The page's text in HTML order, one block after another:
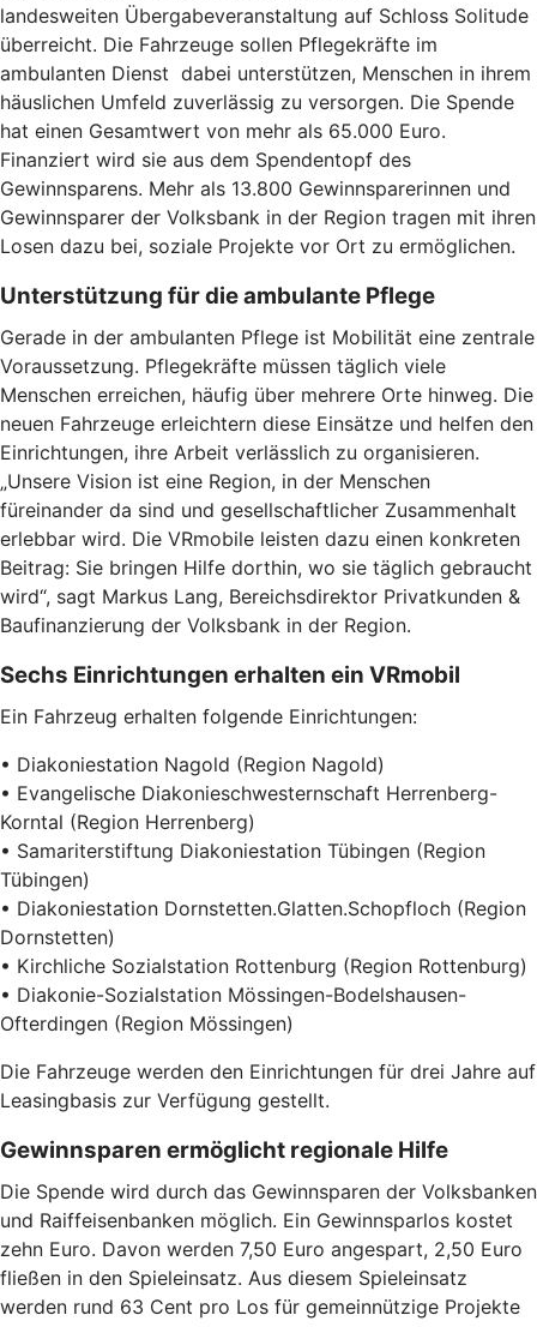
landesweiten Übergabeveranstaltung auf Schloss Solitude
überreicht. Die Fahrzeuge sollen Pflegekräfte im
ambulanten Dienst dabei unterstützen, Menschen in ihrem
häuslichen Umfeld zuverlässig zu versorgen. Die Spende
hat einen Gesamtwert von mehr als 65.000 Euro.
Finanziert wird sie aus dem Spendentopf des
Gewinnsparens. Mehr als 13.800 Gewinnsparerinnen und
Gewinnsparer der Volksbank in der Region tragen mit ihren
Losen dazu bei, soziale Projekte vor Ort zu ermöglichen.
Unterstützung für die ambulante Pflege
Gerade in der ambulanten Pflege ist Mobilität eine zentrale
Voraussetzung. Pflegekräfte müssen täglich viele
Menschen erreichen, häufig über mehrere Orte hinweg. Die
neuen Fahrzeuge erleichtern diese Einsätze und helfen den
Einrichtungen, ihre Arbeit verlässlich zu organisieren.
„Unsere Vision ist eine Region, in der Menschen
füreinander da sind und gesellschaftlicher Zusammenhalt
erlebbar wird. Die VRmobile leisten dazu einen konkreten
Beitrag: Sie bringen Hilfe dorthin, wo sie täglich gebraucht
wird“, sagt Markus Lang, Bereichsdirektor Privatkunden &
Baufinanzierung der Volksbank in der Region.
Sechs Einrichtungen erhalten ein VRmobil
Ein Fahrzeug erhalten folgende Einrichtungen:
• Diakoniestation Nagold (Region Nagold)
• Evangelische Diakonieschwesternschaft Herrenberg-
Korntal (Region Herrenberg)
• Samariterstiftung Diakoniestation Tübingen (Region
Tübingen)
• Diakoniestation Dornstetten.Glatten.Schopfloch (Region
Dornstetten)
• Kirchliche Sozialstation Rottenburg (Region Rottenburg)
• Diakonie-Sozialstation Mössingen-Bodelshausen-
Ofterdingen (Region Mössingen)
Die Fahrzeuge werden den Einrichtungen für drei Jahre auf
Leasingbasis zur Verfügung gestellt.
Gewinnsparen ermöglicht regionale Hilfe
Die Spende wird durch das Gewinnsparen der Volksbanken
und Raiffeisenbanken möglich. Ein Gewinnsparlos kostet
zehn Euro. Davon werden 7,50 Euro angespart, 2,50 Euro
fließen in den Spieleinsatz. Aus diesem Spieleinsatz
werden rund 63 Cent pro Los für gemeinnützige Projekte